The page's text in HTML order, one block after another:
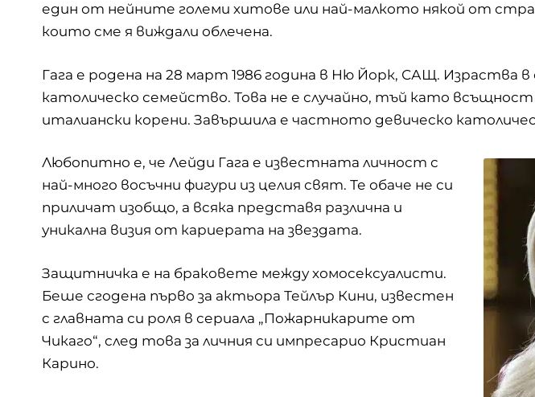
един от нейните големи хитове или най-малкото някой от
които сме я виждали облечена.
Гага е родена на 28 март 1986 година в Ню Йорк, САЩ. Израства в
католическо семейство. Това не е случайно, тъй като
италиански корени. Завършила е частното девическо
Любопитно е, че Лейди Гага е известната личност с
най-много восъчни фигури из целия свят. Те обаче не си
приличат изобщо, а всяка представя различна и
уникална визия от кариерата на звездата.
Защитничка е на браковете между хомосексуалисти.
Беше сгодена първо за актьора Тейлър Кини, известен
с главната си роля в сериала „Пожарникарите от
Чикаго“, след това за личния си импресарио Кристиан
Карино.